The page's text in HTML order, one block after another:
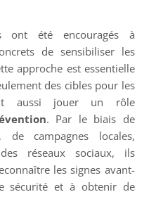
ont été encouragés à
de sensibiliser les
approche est essentielle
des cibles pour les
aussi jouer un rôle
. Par le biais de
campagnes locales,
réseaux sociaux, ils
les signes avant-
sécurité et à obtenir de